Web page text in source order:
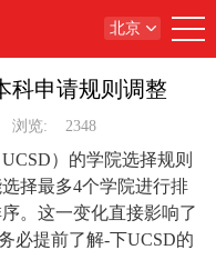
北京
科申请规则调整
浏览: 2348
）的学院选择规则
择最多4个学院进行排
。这一变化直接影响了
必提前了解-下UCSD的